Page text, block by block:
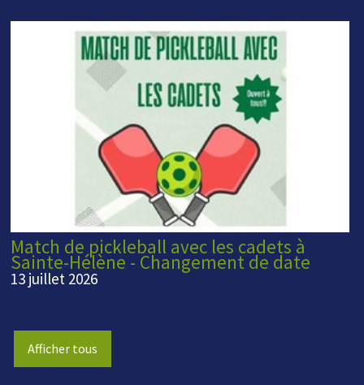
Match de pickleball avec les cadets à
Sainte-Hélène - Changement de date
13 juillet 2026
Afficher tous